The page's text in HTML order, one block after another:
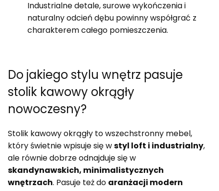
Industrialne detale, surowe wykończenia i
naturalny odcień dębu powinny współgrać z
charakterem całego pomieszczenia.
Do jakiego stylu wnętrz pasuje
stolik kawowy okrągły
nowoczesny?
Stolik kawowy okrągły to wszechstronny mebel,
który świetnie wpisuje się wstyl loft i industrialny,
ale równie dobrze odnajduje się w
skandynawskich, minimalistycznych
wnętrzach. Pasuje też do aranżacji modern